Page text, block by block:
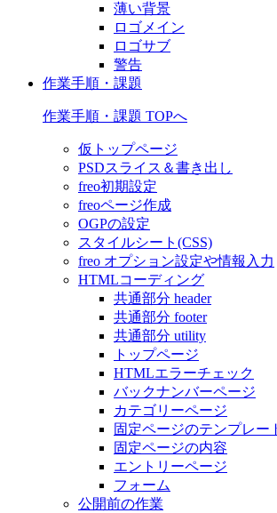
薄い背景
ロゴメイン
ロゴサブ
警告
作業手順・課題
作業手順・課題 TOPへ
仮トップページ
PSDスライス＆書き出し
freo初期設定
freoページ作成
OGPの設定
スタイルシート(CSS)
freo オプション設定や情報入力
HTMLコーディング
共通部分 header
共通部分 footer
共通部分 utility
トップページ
HTMLエラーチェック
バックナンバーページ
カテゴリーページ
固定ページのテンプレー
固定ページの内容
エントリーページ
フォーム
公開前の作業